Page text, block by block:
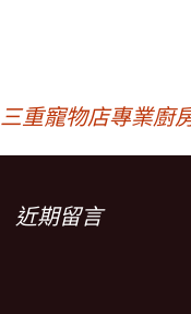
三重寵物店專業廚
近期留言